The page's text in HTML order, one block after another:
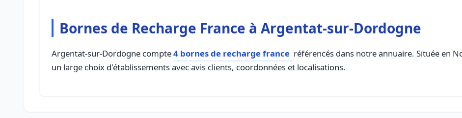
Bornes de Recharge France à Argentat-sur-Dordogne
Argentat-sur-Dordogne compte4 bornes de recharge france référencés dans notre annuaire. Située en
un large choix d'établissements avec avis clients, coordonnées et localisations.